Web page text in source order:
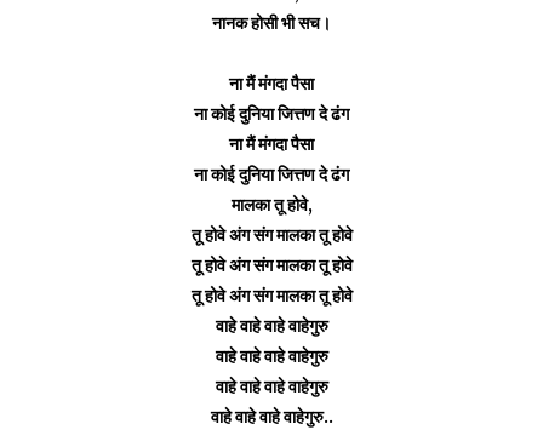
नानक होसी भी सच।
ना मैं मंगदा पैसा
ना कोई दुनिया जित्तण दे ढंग
ना मैं मंगदा पैसा
ना कोई दुनिया जित्तण दे ढंग
मालका तू होवे,
तू होवे अंग संगमालकातू होवे
तू होवे अंग संगमालकातू होवे
तू होवे अंग संगमालकातू होवे
वाहे वाहे वाहे वाहेगुरु
वाहे वाहे वाहे वाहेगुरु
वाहे वाहे वाहे वाहेगुरु
वाहे वाहे वाहे वाहेगुरु..